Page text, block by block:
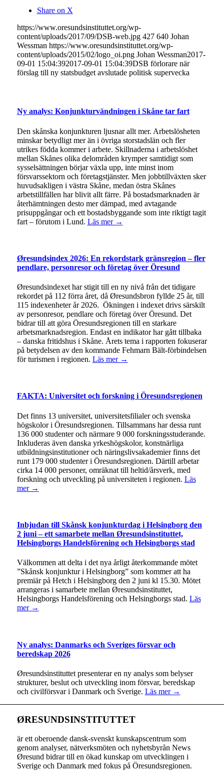
Share on X
https://www.oresundsinstituttet.org/wp-
content/uploads/2017/09/DSB-web.jpg 427 640 Johan
Wessman https://www.oresundsinstituttet.org/wp-
content/uploads/2015/02/logo_oi.png Johan Wessman2017-
09-01 15:04:392017-09-01 15:04:39DSB förlorare när
förslag till ny statsbudget avslutade politisk supervecka
Ny analys: Konjunkturvändningen i Skåne tar fart
Den skånska konjunkturen ljusnar allt mer. Arbetslösheten
minskar betydligt mer än i övriga storstadslän och fler
utrikes födda kommer i arbete. Skillnaderna i arbetslöshet
mellan Skånes olika delområden krymper samtidigt som
sysselsättningen börjar växla upp, inte minst inom
försvarssektorn och företagstjänster. Men jobbtillväxten sker
huvudsakligen i västra Skåne, medan östra Skånes
arbetstillfällen har blivit allt färre. På bostadsmarknaden är
återhämtningen desto mer dämpad, med avtagande
prisuppgångar och ett bostadsbyggande som inte riktigt tagit
fart – förutom i Lund. Läs mer →
Øresundsindex 2026: En rekordstark gränsregion – fler
pendlare, personresor och företag över Öresund
Øresundsindexet har stigit till en ny nivå från det tidigare
rekordet på 112 förra året, då Øresundsbron fyllde 25 år, till
115 indexenheter år 2026. Ökningen i indexet drivs särskilt
av personresor, pendlare och företag över Öresund. Det
bidrar till att göra Öresundsregionen till en starkare
arbetsmarknadsregion. Endast en indikator har gått tillbaka
– danska fritidshus i Skåne. Årets tema i rapporten fokuserar
på betydelsen av den kommande Fehmarn Bält-förbindelsen
för turismen i regionen. Läs mer →
FAKTA: Universitet och forskning i Öresundsregionen
Det finns 13 universitet, universitetsfilialer och svenska
högskolor i Öresundsregionen. Tillsammans har dessa runt
136 000 studenter och närmare 9 000 forskningsstuderande.
Inkluderas även danska yrkeshögskolor, konstnärliga
utbildningsinstitutioner och näringslivsakademier finns det
runt 179 000 studenter i Öresundsregionen. Därtill arbetar
cirka 14 000 personer, omräknat till heltid/årsverk, med
forskning och utveckling på universiteten i regionen. Läs
mer →
Inbjudan till Skånsk konjunkturdag i Helsingborg den
2 juni – ett samarbete mellan Øresundsinstituttet,
Helsingborgs Handelsförening och Helsingborgs stad
Välkommen att delta i det nya årligt återkommande mötet
”Skånsk konjunktur i Helsingborg” som kommer att ha
premiär på Hetch i Helsingborg den 2 juni kl 15.30. Mötet
arrangeras i samarbete mellan Øresundsinstituttet,
Helsingborgs Handelsförening och Helsingborgs stad. Läs
mer →
Ny analys: Danmarks och Sveriges försvar och
beredskap 2026
Øresundsinstituttet presenterar en ny analys som belyser
strukturer, beslut och utveckling inom försvar, beredskap
och civilförsvar i Danmark och Sverige. Läs mer →
ØRESUNDSINSTITUTTET
är ett oberoende dansk-svenskt kunskapscentrum som
genom analyser, nätverksmöten och nyhetsbyrån News
Øresund bidrar till en ökad kunskap om utvecklingen i
Sverige och Danmark med fokus på Öresundsregionen.